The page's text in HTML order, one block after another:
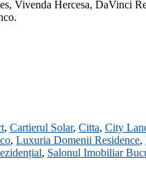
Vivenda Hercesa, DaVinci
, Cartierul Solar, Citta, City
, Luxuria Domenii Residence,
, Salonul Imobiliar